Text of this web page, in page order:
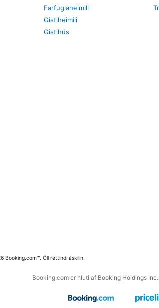
Farfuglaheimili
Gistiheimili
Gistihús
Booking.com™. Öll réttindi áskilin.
Booking.com er hluti af Booking Holdings